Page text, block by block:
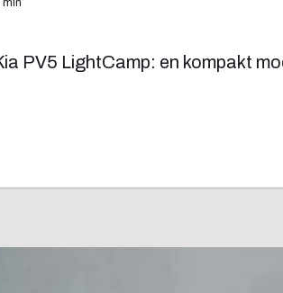
min
PV5 LightCamp: en kompakt